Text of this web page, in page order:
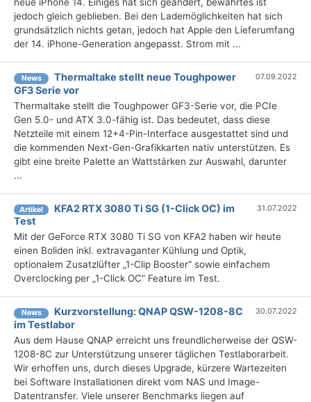
jedoch gleich geblieben. Bei den Lademöglichkeiten hat sich
grundsätzlich nichts getan, jedoch hat Apple den Lieferumfang
der 14. iPhone-Generation angepasst. Strom mit ...
News
Thermaltake stellt neue Toughpower
GF3 Serie vor
07.09.2022
Thermaltake stellt die Toughpower GF3-Serie vor, die PCIe
Gen 5.0- und ATX 3.0-fähig ist. Das bedeutet, dass diese
Netzteile mit einem 12+4-Pin-Interface ausgestattet sind und
die kommenden Next-Gen-Grafikkarten nativ unterstützen. Es
gibt eine breite Palette an Wattstärken zur Auswahl, darunter
...
Artikel
KFA2 RTX 3080 Ti SG (1-Click OC) im
Test
31.07.2022
Mit der GeForce RTX 3080 Ti SG von KFA2 haben wir heute
einen Boliden inkl. extravaganter Kühlung und Optik,
optionalem Zusatzlüfter „1-Clip Booster“ sowie einfachem
Overclocking per „1-Click OC“ Feature im Test.
News
Kurzvorstellung: QNAP QSW-1208-8C
im Testlabor
30.07.2022
Aus dem Hause QNAP erreicht uns freundlicherweise der QSW-
1208-8C zur Unterstützung unserer täglichen Testlaborarbeit.
Wir erhoffen uns, durch dieses Upgrade, kürzere Wartezeiten
bei Software Installationen direkt vom NAS und Image-
Datentransfer. Viele unserer Benchmarks liegen auf